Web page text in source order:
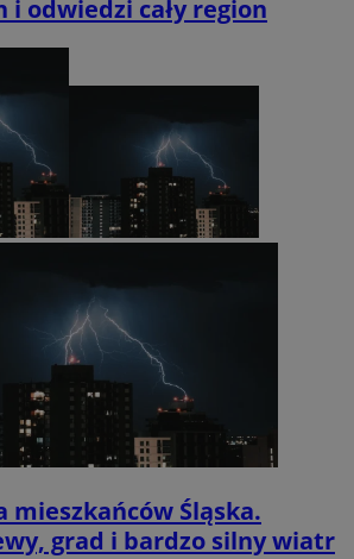
i odwiedzi cały region
mieszkańców Śląska.
grad i bardzo silny wiatr